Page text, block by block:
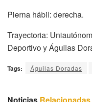
Pierna hábil: derecha.
Trayectoria:
Deportivo y Águilas
Tags: Águilas Doradas
Noticias Relacionadas